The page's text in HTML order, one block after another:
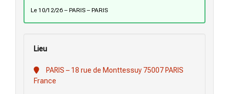
le 10/12/26 – PARIS – PARIS
Lieu
France